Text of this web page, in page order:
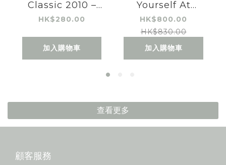
Classic 2010 –
2020》CD
HK$280.00
加入購物車
Yourself At
Home》&《睡前
服》黑膠唱片套裝
HK$800.00
HK$830.00
加入購物車
查看更多
顧客服務